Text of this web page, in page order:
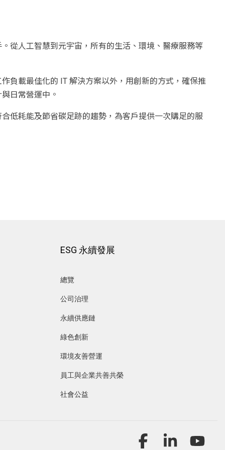
從人工智慧到元宇宙，所有的生活、環境、醫療服務等
負載最佳化的 IT 解決方案以外，用創新的方式，確保推
日常營運中。
低耗能及節省碳足跡的趨勢，為客戶提供一次購足的服
ESG 永續發展
總覽
公司治理
永續供應鏈
綠色創新
環境友善營運
員工與企業共善共榮
社會公益
Facebook Linkedin